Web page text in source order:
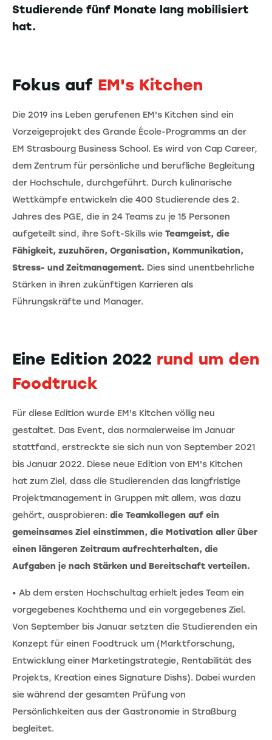
Studierende fünf Monate lang mobilisiert
hat.
Fokus auf EM's Kitchen
Die 2019 ins Leben gerufenen EM's Kitchen sind ein
Vorzeigeprojekt des Grande École-Programms an der
EM Strasbourg Business School. Es wird von Cap Career,
dem Zentrum für persönliche und berufliche Begleitung
der Hochschule, durchgeführt. Durch kulinarische
Wettkämpfe entwickeln die 400 Studierende des 2.
Jahres des PGE, die in 24 Teams zu je 15 Personen
aufgeteilt sind, ihre Soft-Skills wie Teamgeist, die
Fähigkeit, zuzuhören, Organisation, Kommunikation,
Stress- und Zeitmanagement. Dies sind unentbehrliche
Stärken in ihren zukünftigen Karrieren als
Führungskräfte und Manager.
Eine Edition 2022 rund um den
Foodtruck
Für diese Edition wurde EM's Kitchen völlig neu
gestaltet. Das Event, das normalerweise im Januar
stattfand, erstreckte sie sich nun von September 2021
bis Januar 2022. Diese neue Edition von EM's Kitchen
hat zum Ziel, dass die Studierenden das langfristige
Projektmanagement in Gruppen mit allem, was dazu
gehört, ausprobieren: die Teamkollegen auf ein
gemeinsames Ziel einstimmen, die Motivation aller über
einen längeren Zeitraum aufrechterhalten, die
Aufgaben je nach Stärken und Bereitschaft verteilen.
• Ab dem ersten Hochschultag erhielt jedes Team ein
vorgegebenes Kochthema und ein vorgegebenes Ziel.
Von September bis Januar setzten die Studierenden ein
Konzept für einen Foodtruck um (Marktforschung,
Entwicklung einer Marketingstrategie, Rentabilität des
Projekts, Kreation eines Signature Dishs). Dabei wurden
sie während der gesamten Prüfung von
Persönlichkeiten aus der Gastronomie in Straßburg
begleitet.